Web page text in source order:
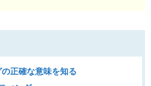
正確な意味を知る